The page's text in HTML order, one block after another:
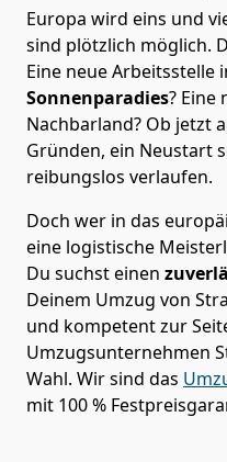
Europa wird eins und
sind plötzlich möglich.
Eine neue Arbeitsstelle
Sonnenparadies? Eine
Nachbarland? Ob jetzt
Gründen, ein Neustart
reibungslos verlaufen.
Doch wer in das
eine logistische
Du suchst einen
Deinem Umzug von
und kompetent zur
Umzugsunternehmen
Wahl. Wir sind das
mit 100 %